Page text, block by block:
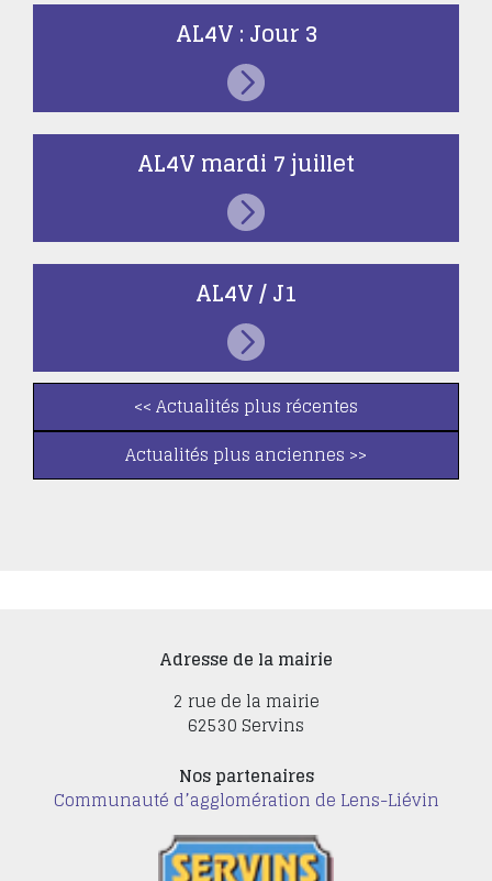
AL4V : Jour 3
AL4V mardi 7 juillet
AL4V / J1
<< Actualités plus récentes
Actualités plus anciennes >>
Adresse de la mairie
2 rue de la mairie
62530 Servins
Nos partenaires
Communauté d’agglomération de Lens-Liévin